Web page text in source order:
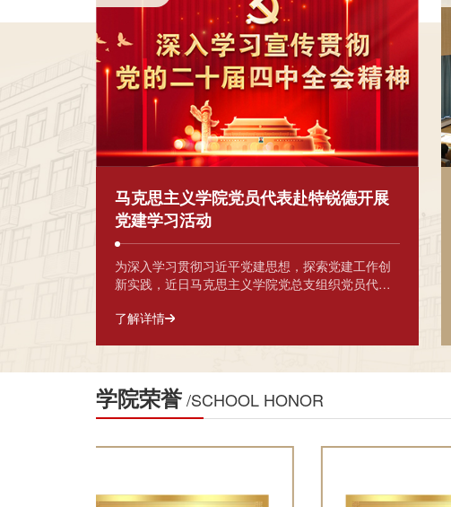
马克思主义学院党员代表赴特锐德开展
党建学习活动
为深入学习贯彻习近平党建思想，探索党建工作创
新实践，近日马克思主义学院党总支组织党员代
电气股份有限公司开展党建学习活动，实地参观特
了解详情
学院荣誉 /SCHOOL HONOR